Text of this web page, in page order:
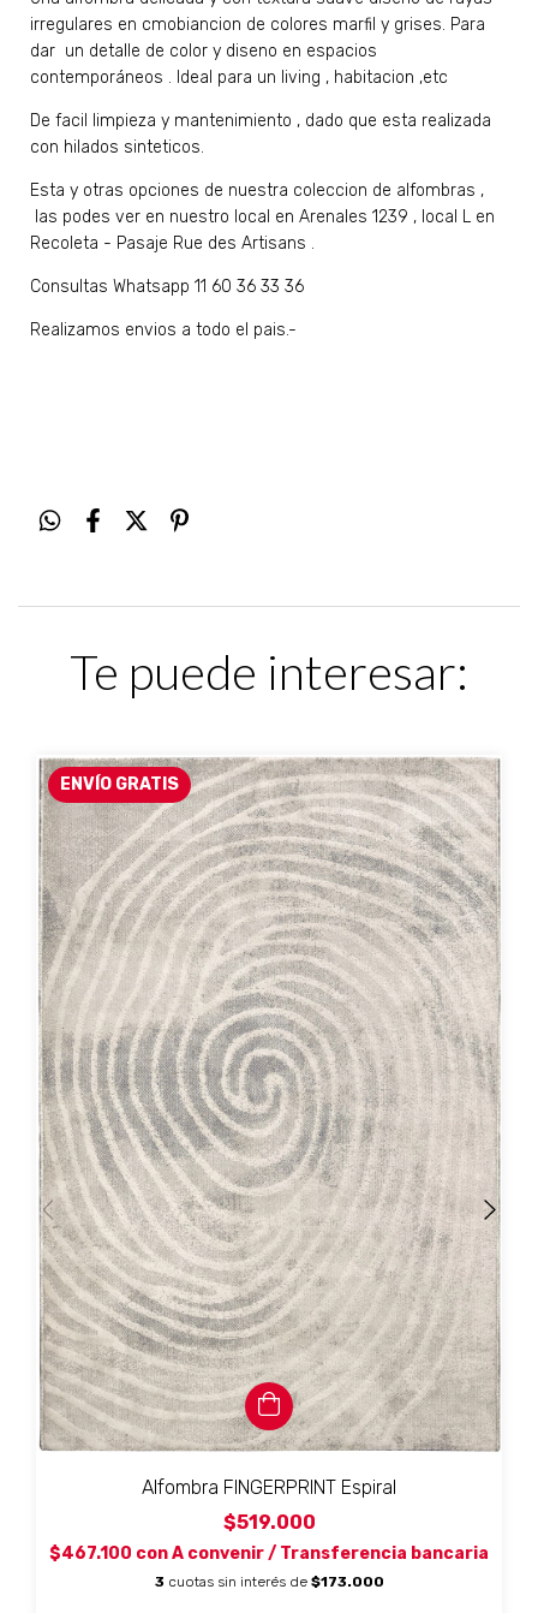
irregulares en cmobiancion de colores marfil y grises. Para
dar un detalle de color y diseno en espacios
contemporáneos . Ideal para un living , habitacion ,etc
De facil limpieza y mantenimiento , dado que esta realizada
con hilados sinteticos.
Esta y otras opciones de nuestra coleccion de alfombras ,
las podes ver en nuestro local en Arenales 1239 , local L en
Recoleta - Pasaje Rue des Artisans .
Consultas Whatsapp 11 60 36 33 36
Realizamos envios a todo el pais.-
Te puede interesar:
ENVÍO GRATIS
Alfombra FINGERPRINT Espiral
$519.000
$467.100 conA convenir / Transferencia bancaria
3 cuotas sin interés de $173.000